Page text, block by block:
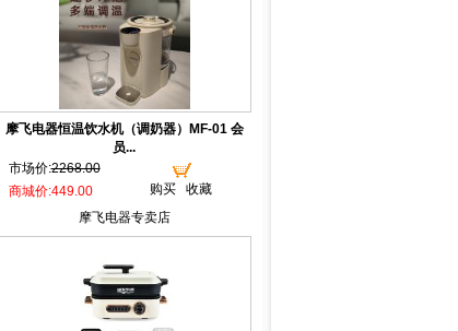
摩飞电器恒温饮水机（调奶器）MF-01 会
员...
市场价:2268.00
购买
收藏
商城价:449.00
摩飞电器专卖店